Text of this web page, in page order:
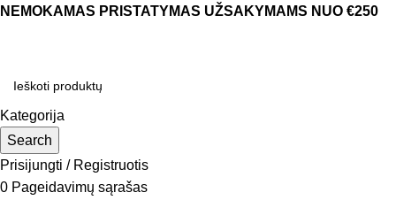
NEMOKAMAS PRISTATYMAS UŽSAKYMAMS NUO €250
Kategorija
Search
Prisijungti / Registruotis
0 Pageidavimų sąrašas